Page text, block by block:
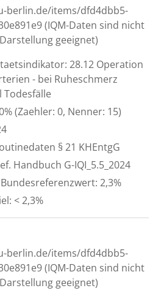
berlin.de/items/dfd4dbb5-
(IQM-Daten sind nicht
geeignet)
28.12 Operation
- bei Ruheschmerz
Todesfälle
(Zaehler: 0, Nenner: 15)
§ 21 KHEntgG
Handbuch G-IQI_5.5_2024
2,3%
< 2,3%
berlin.de/items/dfd4dbb5-
(IQM-Daten sind nicht
geeignet)